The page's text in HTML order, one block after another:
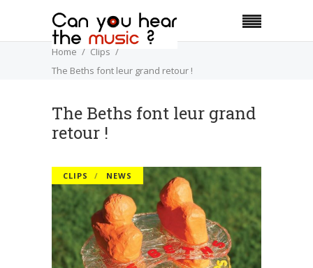
Home
Clips
The Beths font leur grand retour !
The Beths font leur grand
retour !
CLIPS NEWS